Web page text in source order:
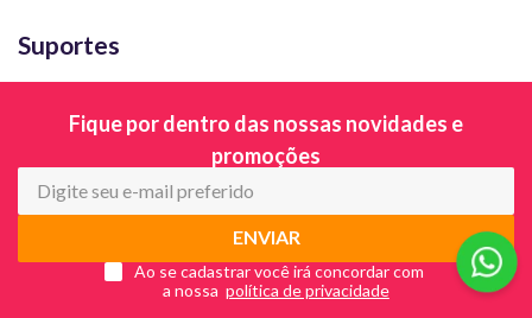
Suportes
Fique por dentro das nossas novidades e
promoções
ENVIAR
Ao se cadastrar você irá concordar com
a nossa